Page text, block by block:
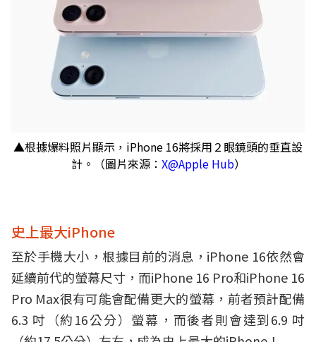
▲根據爆料照片顯示，iPhone 16將採用２眼鏡頭的垂直設
計。（圖片來源： X@Apple Hub）
史上最大iPhone
至於手機大小，根據目前的消息，iPhone 16依然會
延續前代的螢幕尺寸，而iPhone 16 Pro和iPhone 16
Pro Max很有可能會配備更大的螢幕，前者預計配備
6.3 吋（約16公分）螢幕，而後者則會達到6.9 吋